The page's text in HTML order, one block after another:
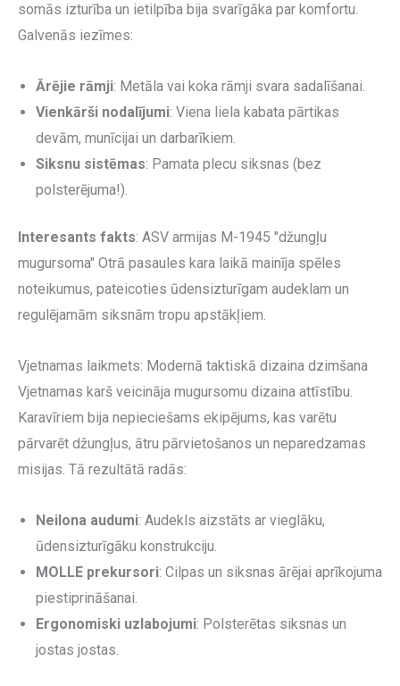
somās izturība un ietilpība bija svarīgāka par komfortu.
Galvenās iezīmes:
Ārējie rāmji: Metāla vai koka rāmji svara sadalīšanai.
Vienkārši nodalījumi: Viena liela kabata pārtikas
devām, munīcijai un darbarīkiem.
Siksnu sistēmas: Pamata plecu siksnas (bez
polsterējuma!).
Interesants fakts: ASV armijas M-1945 "džungļu
mugursoma" Otrā pasaules kara laikā mainīja spēles
noteikumus, pateicoties ūdensizturīgam audeklam un
regulējamām siksnām tropu apstākļiem.
Vjetnamas laikmets: Modernā taktiskā dizaina dzimšana
Vjetnamas karš veicināja mugursomu dizaina attīstību.
Karavīriem bija nepieciešams ekipējums, kas varētu
pārvarēt džungļus, ātru pārvietošanos un neparedzamas
misijas. Tā rezultātā radās:
Neilona audumi: Audekls aizstāts ar vieglāku,
ūdensizturīgāku konstrukciju.
MOLLE prekursori: Cilpas un siksnas ārējai aprīkojuma
piestiprināšanai.
Ergonomiski uzlabojumi: Polsterētas siksnas un
jostas jostas.